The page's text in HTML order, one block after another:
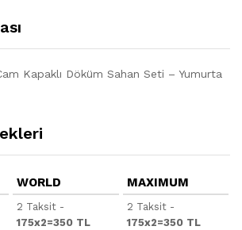
Kapaklı Döküm Sahan Seti – Yumurta
WORLD
2 Taksit -
175x2=350 TL
MAXIMUM
2 Taksit -
175x2=350 TL